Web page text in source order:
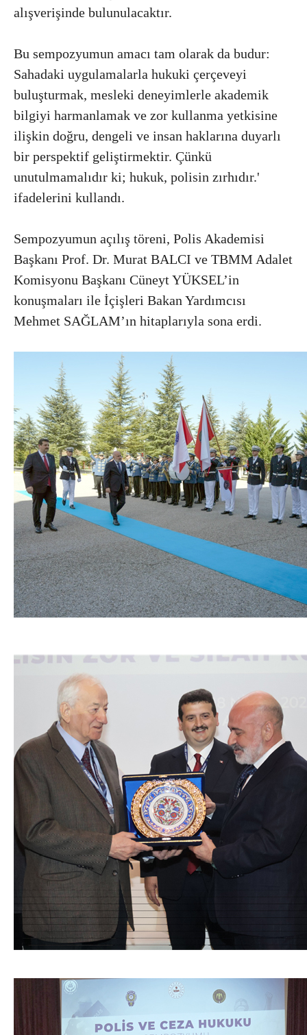
alışverişinde bulunulacaktır.
Bu sempozyumun amacı tam olarak da budur:
Sahadaki uygulamalarla hukuki çerçeveyi
buluşturmak, mesleki deneyimlerle akademik
bilgiyi harmanlamak ve zor kullanma yetkisine
ilişkin doğru, dengeli ve insan haklarına duyarlı
bir perspektif geliştirmektir. Çünkü
unutulmamalıdır ki; hukuk, polisin zırhıdır.'
ifadelerini kullandı.
Sempozyumun açılış töreni, Polis Akademisi
Başkanı Prof. Dr. Murat BALCI ve TBMM Adalet
Komisyonu Başkanı Cüneyt YÜKSEL’in
konuşmaları ile İçişleri Bakan Yardımcısı
Mehmet SAĞLAM’ın hitaplarıyla sona erdi.